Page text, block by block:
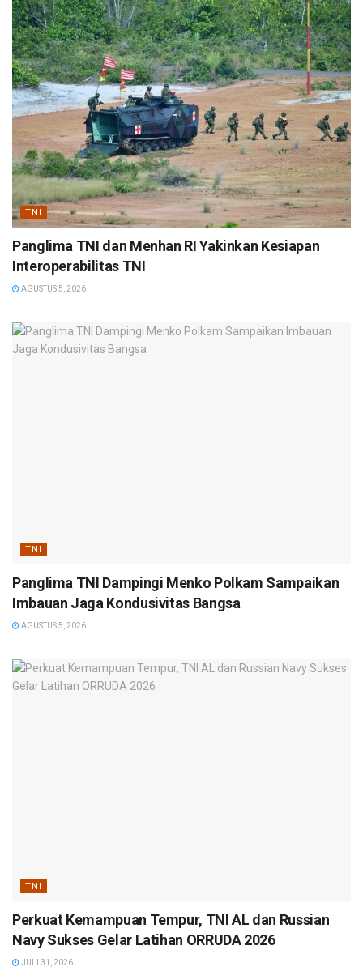
TNI
Panglima TNI dan Menhan RI Yakinkan Kesiapan
Interoperabilitas TNI
AGUSTUS 5, 2026
TNI
Panglima TNI Dampingi Menko Polkam Sampaikan
Imbauan Jaga Kondusivitas Bangsa
AGUSTUS 5, 2026
TNI
Perkuat Kemampuan Tempur, TNI AL dan Russian
Navy Sukses Gelar Latihan ORRUDA 2026
JULI 31, 2026